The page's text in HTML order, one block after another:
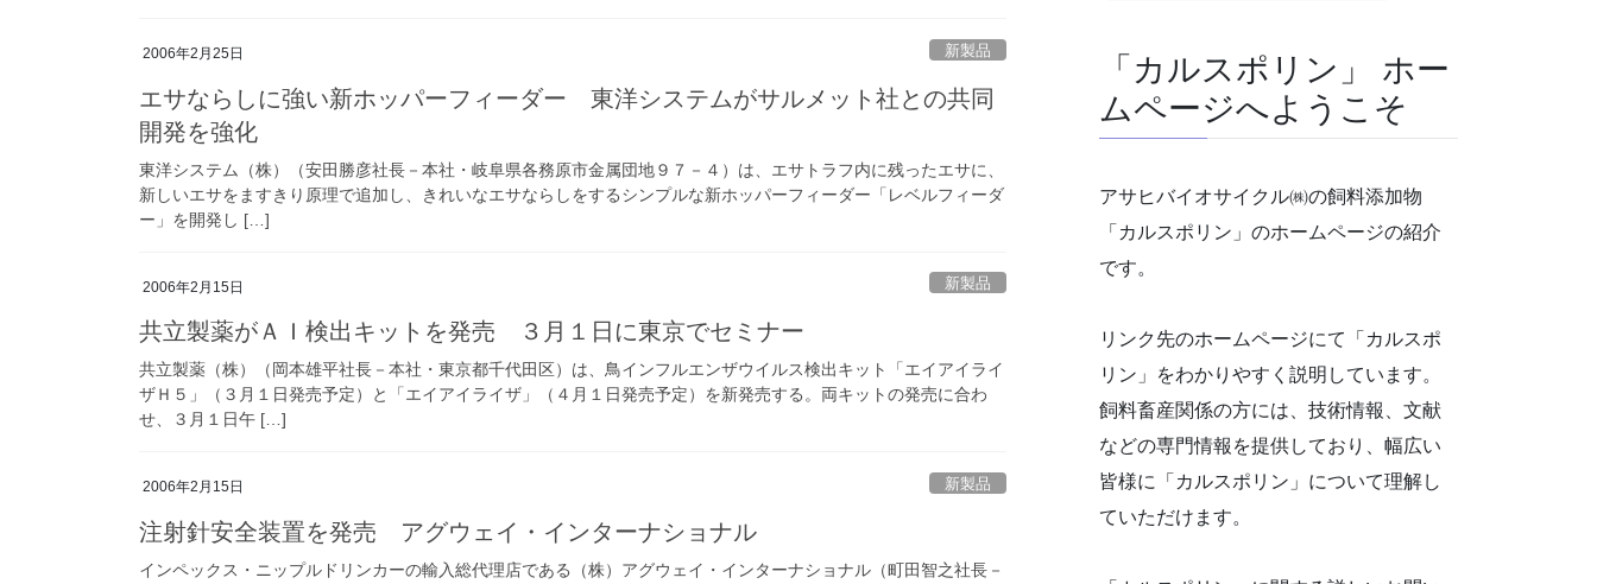
2006年2月25日 新製品
エサならしに強い新ホッパーフィーダー 東洋システムがサルメット社との共同
開発を強化
東洋システム（株）（安田勝彦社長－本社・岐阜県各務原市金属団地９７－４）は、エサトラフ内に残ったエサに、
新しいエサをますきり原理で追加し、きれいなエサならしをするシンプルな新ホッパーフィーダー「レベルフィーダ
ー」を開発し […]
2006年2月15日 新製品
共立製薬がＡＩ検出キットを発売 ３月１日に東京でセミナー
共立製薬（株）（岡本雄平社長－本社・東京都千代田区）は、鳥インフルエンザウイルス検出キット「エイアイライ
ザＨ５」（３月１日発売予定）と「エイアイライザ」（４月１日発売予定）を新発売する。両キットの発売に合わ
せ、３月１日午 […]
2006年2月15日 新製品
注射針安全装置を発売 アグウェイ・インターナショナル
インペックス・ニップルドリンカーの輸入総代理店である（株）アグウェイ・インターナショナル（町田智之社長－
「カルスポリン」 ホー
ムページへようこそ
アサヒバイオサイクル㈱の飼料添加物
「カルスポリン」のホームページの紹介
です。
リンク先のホームページにて「カルスポ
リン」をわかりやすく説明しています。
飼料畜産関係の方には、技術情報、文献
などの専門情報を提供しており、幅広い
皆様に「カルスポリン」について理解し
ていただけます。